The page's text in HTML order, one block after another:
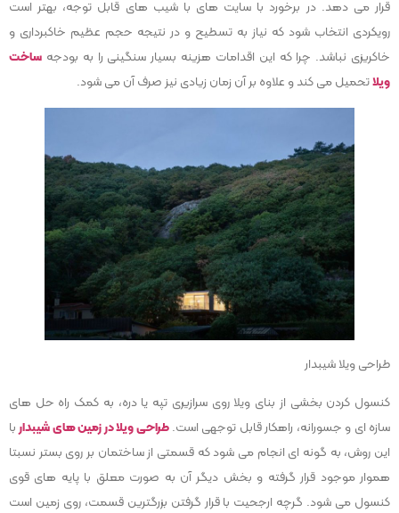
قرار می دهد. در برخورد با سایت های با شیب های قابل توجه، بهتر است
رویکردی انتخاب شود که نیاز به تسطیح و در نتیجه حجم عظیم خاکبرداری و
خاکریزی نباشد. چرا که این اقدامات هزینه بسیار سنگینی را به بودجه ساخت
ویلاتحمیل می کند و علاوه بر آن زمان زیادی نیز صرف آن می شود.
طراحی ویلا شیبدار
کنسول کردن بخشی از بنای ویلا روی سرازیری تپه یا دره، به کمک راه حل های
سازه ای و جسورانه، راهکار قابل توجهی است.طراحی ویلادر زمین های شیبداربا
این روش، به گونه ای انجام می شود که قسمتی از ساختمان بر روی بستر نسبتا
هموار موجود قرار گرفته و بخش دیگر آن به صورت معلق با پایه های قوی
کنسول می شود. گرچه ارجحیت با قرار گرفتن بزرگترین قسمت، روی زمین است